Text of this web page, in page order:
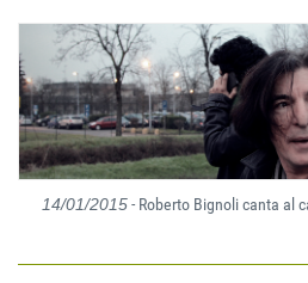
14/01/2015- Roberto Bignoli canta al